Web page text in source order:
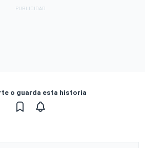
o guarda esta historia